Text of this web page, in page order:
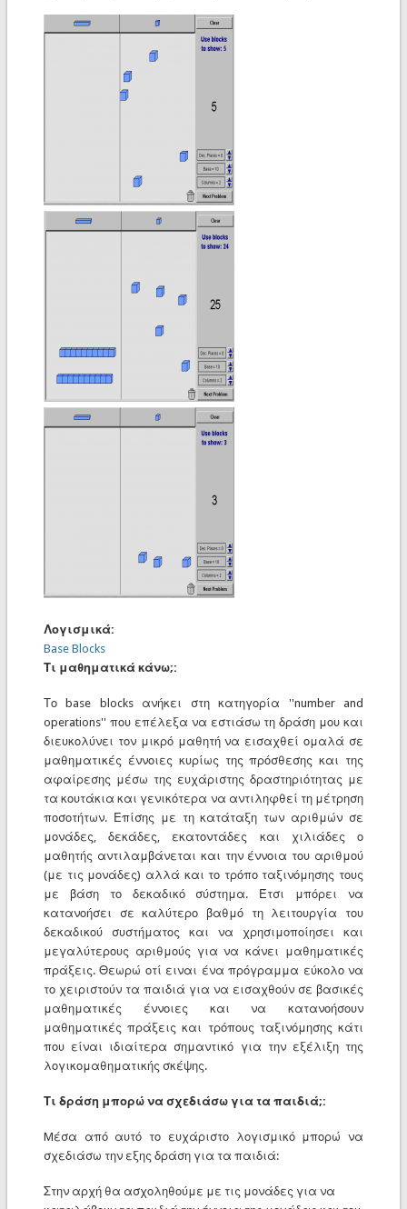
Λογισμικά:
Base Blocks
Τι μαθηματικά κάνω;:
Το base blocks ανήκει στη κατηγορία ''number and
operations'' που επέλεξα να εστιάσω τη δράση μου και
διευκολύνει τον μικρό μαθητή να εισαχθεί ομαλά σε
μαθηματικές έννοιες κυρίως της πρόσθεσης και της
αφαίρεσης μέσω της ευχάριστης δραστηριότητας με
τα κουτάκια και γενικότερα να αντιληφθεί τη μέτρηση
ποσοτήτων. Επίσης με τη κατάταξη των αριθμών σε
μονάδες, δεκάδες, εκατοντάδες και χιλιάδες ο
μαθητής αντιλαμβάνεται και την έννοια του αριθμού
(με τις μονάδες) αλλά και το τρόπο ταξινόμησης τους
με βάση το δεκαδικό σύστημα. Έτσι μπόρει να
κατανοήσει σε καλύτερο βαθμό τη λειτουργία του
δεκαδικού συστήματος και να χρησιμοποίησει και
μεγαλύτερους αριθμούς για να κάνει μαθηματικές
πράξεις. Θεωρώ οτί ειναι ένα πρόγραμμα εύκολο να
το χειριστούν τα παιδιά για να εισαχθούν σε βασικές
μαθηματικές έννοιες και να κατανοήσουν
μαθηματικές πράξεις και τρόπους ταξινόμησης κάτι
που είναι ιδιαίτερα σημαντικό για την εξέλιξη της
λογικομαθηματικής σκέψης.
Τι δράση μπορώ να σχεδιάσω για τα παιδιά;:
Mέσα από αυτό το ευχάριστο λογισμικό μπορώ να
σχεδιάσω την εξης δράση για τα παιδιά:
Στην αρχή θα ασχοληθούμε με τις μονάδες για να